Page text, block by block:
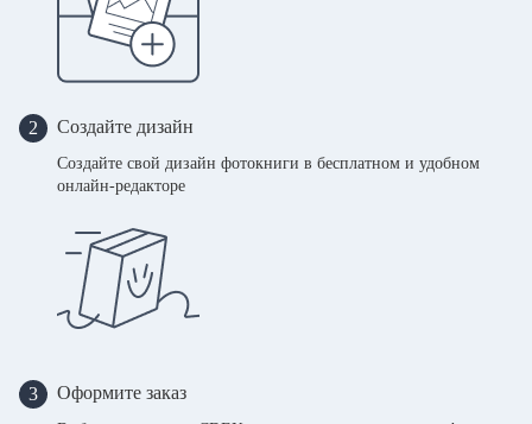
2 Создайте дизайн
Создайте свой дизайн фотокниги в бесплатном и удобном
онлайн-редакторе
3 Оформите заказ